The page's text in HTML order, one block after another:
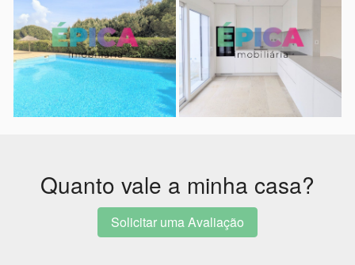
Quanto vale a minha casa?
Solicitar uma Avaliação